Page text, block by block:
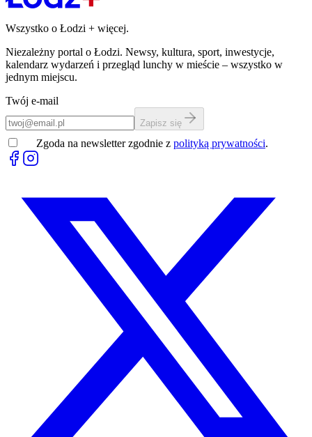
Wszystko o Łodzi + więcej.
Niezależny portal o Łodzi. Newsy, kultura, sport, inwestycje,
kalendarz wydarzeń i przegląd lunchy w mieście – wszystko w
jednym miejscu.
Twój e-mail
Zapisz się
Zgoda na newsletter zgodnie z polityką prywatności.